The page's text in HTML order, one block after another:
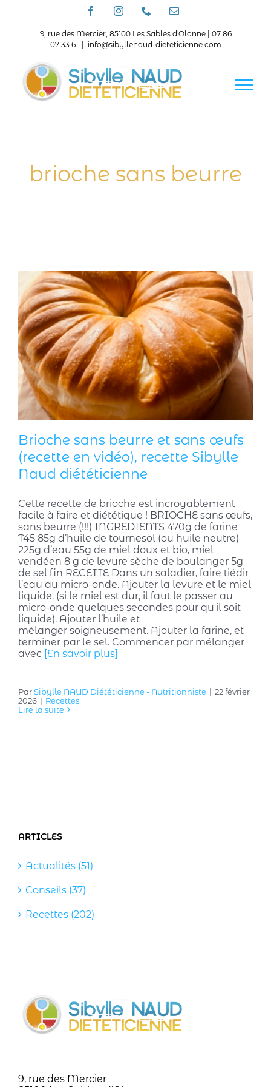
FacebookInstagramTéléphoneEmail
9, rue des Mercier, 85100 Les Sables d'Olonne | 07 86
07 33 61
info@sibyllenaud-dieteticienne.com
brioche sans beurre
Brioche sans beurre et sans œufs
(recette en vidéo), recette Sibylle
Naud diététicienne
Cette recette de brioche est incroyablement
facile à faire et diététique ! BRIOCHE sans œufs,
sans beurre (!!!) INGREDIENTS 470g de farine
T45 85g d’huile de tournesol (ou huile neutre)
225g d’eau 55g de miel doux et bio, miel
vendéen 8 g de levure sèche de boulanger 5g
de sel fin RECETTE Dans un saladier, faire tiédir
l’eau au micro-onde. Ajouter la levure et le miel
liquide. (si le miel est dur, il faut le passer au
micro-onde quelques secondes pour qu'il soit
liquide). Ajouter l’huile et
mélanger soigneusement. Ajouter la farine, et
terminer par le sel. Commencer par mélanger
avec [En savoir plus]
ParSibylle NAUD Diététicienne - Nutritionniste | 22 février
2026 | Recettes
Lire la suite
ARTICLES
Actualités (51)
Conseils (37)
Recettes (202)
9, rue des Mercier